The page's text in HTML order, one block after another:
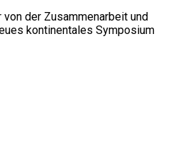
der Zusammenarbeit und
kontinentales Symposium